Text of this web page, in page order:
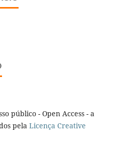
público - Open Access - a
pela Licença Creative